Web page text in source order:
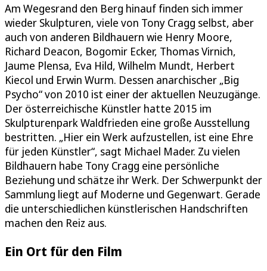
Am Wegesrand den Berg hinauf finden sich immer
wieder Skulpturen, viele von Tony Cragg selbst, aber
auch von anderen Bildhauern wie Henry Moore,
Richard Deacon, Bogomir Ecker, Thomas Virnich,
Jaume Plensa, Eva Hild, Wilhelm Mundt, Herbert
Kiecol und Erwin Wurm. Dessen anarchischer „Big
Psycho“ von 2010 ist einer der aktuellen Neuzugänge.
Der österreichische Künstler hatte 2015 im
Skulpturenpark Waldfrieden eine große Ausstellung
bestritten. „Hier ein Werk aufzustellen, ist eine Ehre
für jeden Künstler“, sagt Michael Mader. Zu vielen
Bildhauern habe Tony Cragg eine persönliche
Beziehung und schätze ihr Werk. Der Schwerpunkt der
Sammlung liegt auf Moderne und Gegenwart. Gerade
die unterschiedlichen künstlerischen Handschriften
machen den Reiz aus.
Ein Ort für den Film